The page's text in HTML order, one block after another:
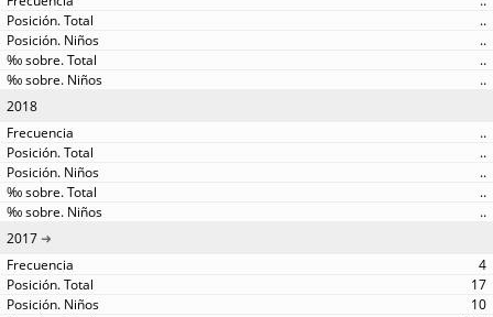
..
..
..
..
2018
..
..
..
..
..
2017
4
17
10